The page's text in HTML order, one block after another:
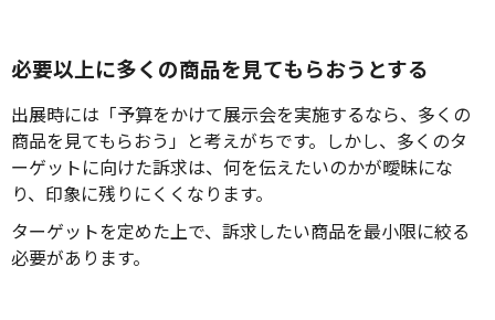
必要以上に多くの商品を見てもらおうとする
出展時には「予算をかけて展示会を実施するなら、多くの
商品を見てもらおう」と考えがちです。しかし、多くのタ
ーゲットに向けた訴求は、何を伝えたいのかが曖昧にな
り、印象に残りにくくなります。
ターゲットを定めた上で、訴求したい商品を最小限に絞る
必要があります。